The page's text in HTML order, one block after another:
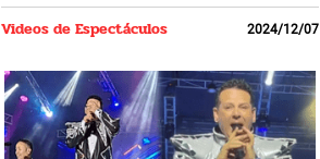
Videos de Espectáculos 2024/12/07